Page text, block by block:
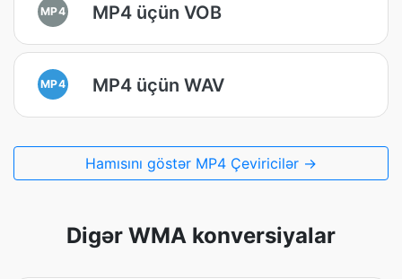
MP4 MP4 üçün VOB
MP4 MP4 üçün WAV
Hamısını göstər MP4 Çeviricilər →
Digər WMA konversiyalar